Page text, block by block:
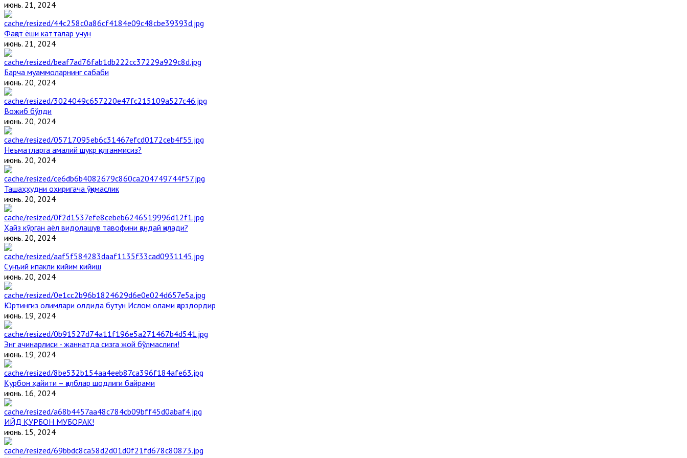
июнь. 21, 2024
Фақат ёши катталар учун
июнь. 21, 2024
Барча муаммоларнинг сабаби
июнь. 20, 2024
Вожиб бўлди
июнь. 20, 2024
Неъматларга амалий шукр қилганмисиз?
июнь. 20, 2024
Ташаҳҳудни охиригача ўқимаслик
июнь. 20, 2024
Ҳайз кўрган аёл видолашув тавофини қандай қилади?
июнь. 20, 2024
Сунъий ипакли кийим кийиш
июнь. 20, 2024
Юртингиз олимлари олдида бутун Ислом олами қарздордир
июнь. 19, 2024
Энг ачинарлиси - жаннатда сизга жой бўлмаслиги!
июнь. 19, 2024
Қурбон ҳайити – қалблар шодлиги байрами
июнь. 16, 2024
ИЙД ҚУРБОН МУБОРАК!
июнь. 15, 2024